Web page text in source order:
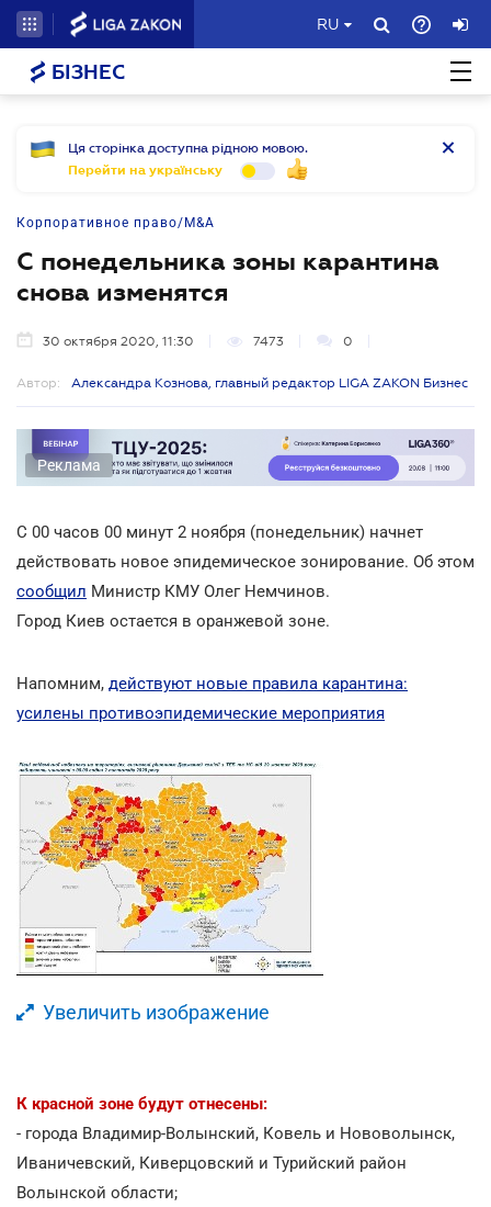
RU
БІЗНЕС
Ця сторінка доступна рідною мовою.
Перейти на українську
Корпоративное право/M&A
С понедельника зоны карантина
снова изменятся
30 октября 2020, 11:30 7473 0
Автор: Александра Кознова, главный редактор LIGA ZAKON Бизнес
Реклама
С 00 часов 00 минут 2 ноября (понедельник) начнет
действовать новое эпидемическое зонирование. Об этом
сообщил Министр КМУ Олег Немчинов.
Город Киев остается в оранжевой зоне.
Напомним, действуют новые правила карантина:
усилены противоэпидемические мероприятия
Увеличить изображение
К красной зоне будут отнесены:
- города Владимир-Волынский, Ковель и Нововолынск,
Иваничевский, Киверцовский и Турийский район
Волынской области;